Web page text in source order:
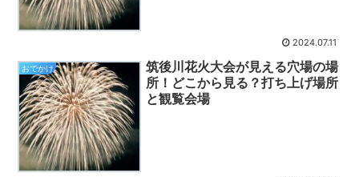
2024.07.11
おでかけ
筑後川花火大会が見える穴場の場
所！どこから見る？打ち上げ場所
と観覧会場